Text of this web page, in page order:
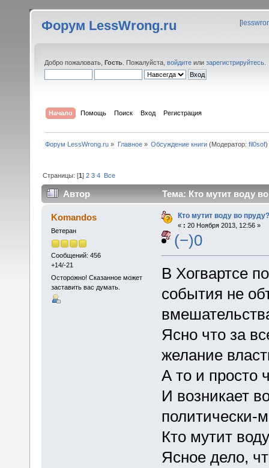
Форум LessWrong.ru [
Добро пожаловать, Гость . Пожалуйста, войдите или зарегистрируйтесь
Начало Помощь Поиск Вход Регистрация
Форум LessWrong.ru » Главное» Обсуждение книги(Модератор: fil0sof)
Страницы: [1]2 3 4 Все
Автор Тема: Кто мутит воду
Komandos
Ветеран
Сообщений: 456
+14/-21
Осторожно! Сказанное может
заставить вас думать.
Кто мутит воду во пруду?
« : 20 Ноября 2013, 12:56 »
(−)0
В Хогвартсе
события не
Ясно что за
желание
А то и просто
И возникает
политически-
Кто мутит
Ясное дело,